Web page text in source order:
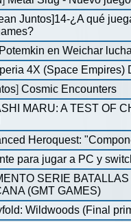
Juntos]14-¿A qué
en Weichar
4X (Space Empires)
]Cosmic Encounters
MARU: A TEST OF
Heroquest:
para jugar a PC y
SERIE
(GMT GAMES)
Wildwoods (Final